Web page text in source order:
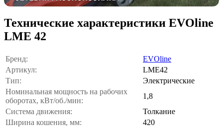
Технические характеристики EVOline
LME 42
Бренд:
EVOline
Артикул:
LME42
Тип:
Электрические
Номинальная мощность на рабочих
оборотах, кВт/об./мин:
1,8
Система движения:
Толкание
Ширина кошения, мм:
420